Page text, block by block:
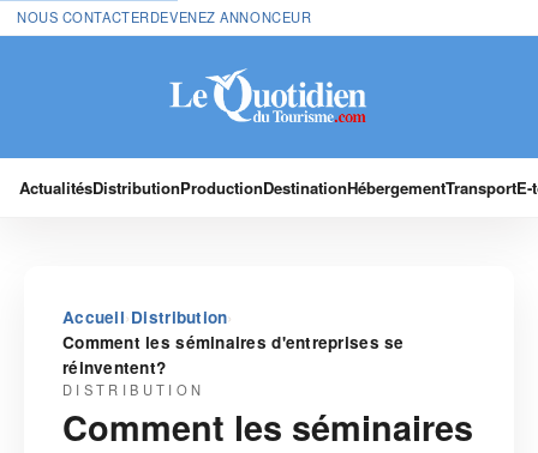
NOUS CONTACTERDEVENEZ ANNONCEUR
ActualitésDistributionProductionDestinationHébergementTransport
Accueil›Distribution›
Comment les séminaires d'entreprises se
réinventent?
DISTRIBUTION
Comment les séminaires